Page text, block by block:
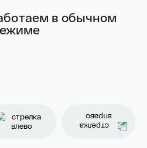
в обычном